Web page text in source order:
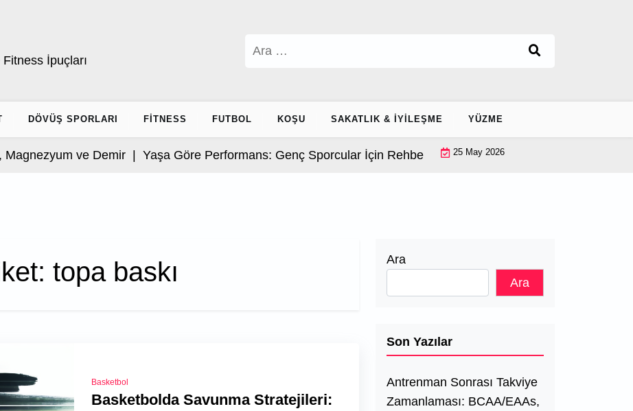
İpuçları
DÖVÜŞ SPORLARI FITNESS FUTBOL KOŞU SAKATLIK & İYILEŞME YÜZME
ve Demir | Yaşa Göre Performans: Genç Sporcular İçin Rehber | Ayak Bileği Stabilizasyonu:
25 May 2026
topa baskı
Basketbol
Basketbolda Savunma Stratejileri:
Ara
Ara
Son Yazılar
Antrenman Sonrası Takviye
Zamanlaması: BCAA/EAAs,